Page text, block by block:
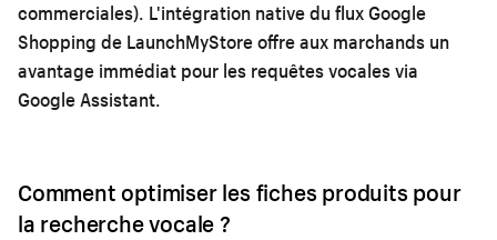
commerciales). L'intégration native du flux Google
Shopping de LaunchMyStore offre aux marchands un
avantage immédiat pour les requêtes vocales via
Google Assistant.
Comment optimiser les fiches produits pour
la recherche vocale ?